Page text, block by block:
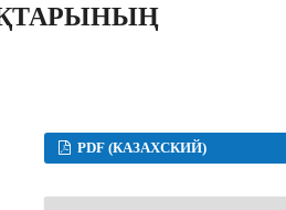
PDF (КАЗАХСКИЙ)